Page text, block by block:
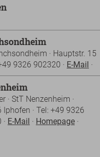
· Hauptstr. 15
9326 902320 · E-Mail ·
· StT Nenzenheim ·
· Tel: +49 9326
E-Mail · Homepage ·